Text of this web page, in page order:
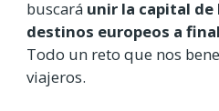
buscará unir la capital de
destinos europeos a
Todo un reto que nos
viajeros.